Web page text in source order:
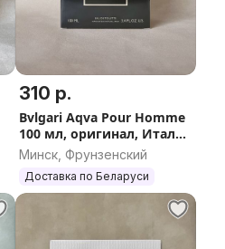
310 р.
Bvlgari Aqva Pour Homme
100 мл, оригинал, Италия
(Булгари Аква)
Минск, Фрунзенский
Доставка по Беларуси